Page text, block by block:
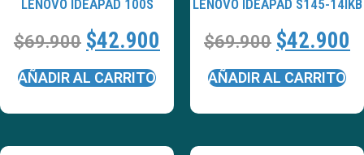
LENOVO IDEAPAD 100S
$69.900 $42.900
AÑADIR AL CARRITO
LENOVO IDEAPAD S145-14IKB
$69.900 $42.900
AÑADIR AL CARRITO